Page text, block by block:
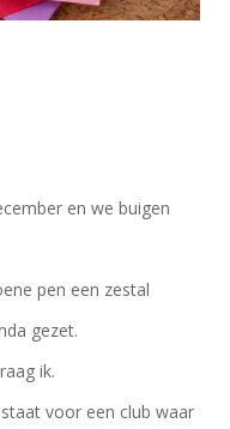
en we buigen
pen een zestal
gezet.
ik.
voor een club waar